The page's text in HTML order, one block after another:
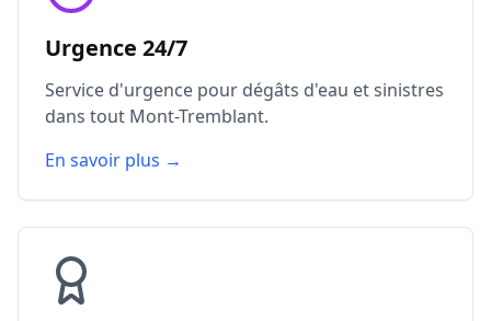
Urgence 24/7
Service d'urgence pour dégâts d'eau et sinistres
dans tout Mont-Tremblant.
En savoir plus →